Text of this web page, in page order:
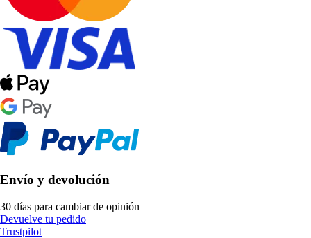
Envío y devolución
30 días para cambiar de opinión
Devuelve tu pedido
Trustpilot